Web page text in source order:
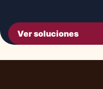
Ver soluciones